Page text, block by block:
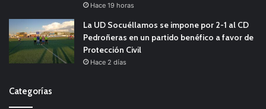
Hace 19 horas
La UD Socuéllamos se impone por 2-1 al CD
Pedroñeras en un partido benéfico a favor de
Protección Civil
Hace 2 días
Categorías